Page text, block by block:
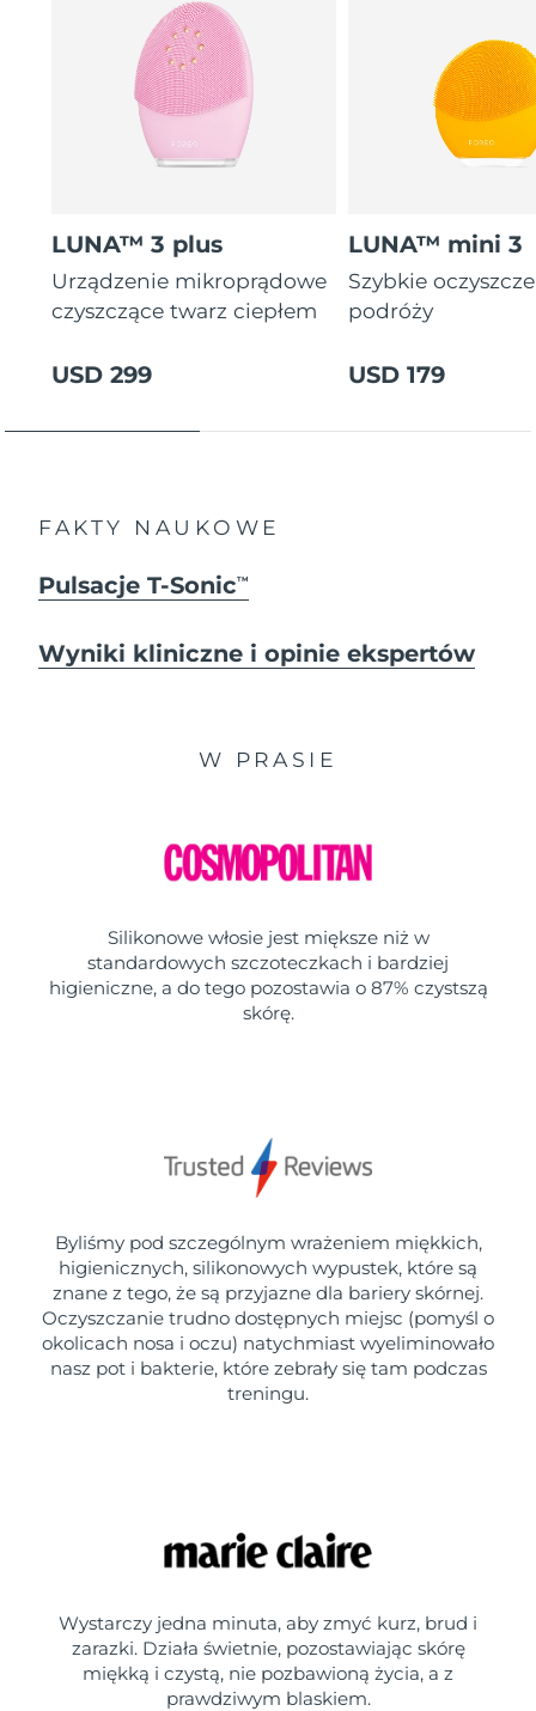
LUNA™ 3 plus
Urządzenie mikroprądowe
czyszczące twarz ciepłem
USD 299
LUNA™ mini 3
Szybkie
podróży
USD 179
FAKTY NAUKOWE
Pulsacje T-SonicTM
Wyniki kliniczne i opinie ekspertów
W PRASIE
Silikonowe włosie jest miększe niż w
standardowych szczoteczkach i bardziej
higieniczne, a do tego pozostawia o 87% czystszą
skórę.
Byliśmy pod szczególnym wrażeniem miękkich,
higienicznych, silikonowych wypustek, które są
znane z tego, że są przyjazne dla bariery skórnej.
Oczyszczanie trudno dostępnych miejsc (pomyśl o
okolicach nosa i oczu) natychmiast wyeliminowało
nasz pot i bakterie, które zebrały się tam podczas
treningu.
Wystarczy jedna minuta, aby zmyć kurz, brud i
zarazki. Działa świetnie, pozostawiając skórę
miękką i czystą, nie pozbawioną życia, a z
prawdziwym blaskiem.